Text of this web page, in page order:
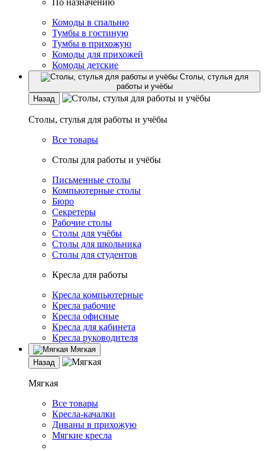
По назначению
Комоды в спальню
Тумбы в гостиную
Тумбы в прихожую
Комоды для прихожей
Комоды детские
Столы, стулья для
работы и учёбы
Назад
Столы, стулья для работы и учёбы
Все товары
Столы для работы и учёбы
Письменные столы
Компьютерные столы
Бюро
Секретеры
Рабочие столы
Столы для учёбы
Столы для школьника
Столы для студентов
Кресла для работы
Кресла компьютерные
Кресла рабочие
Кресла офисные
Кресла для кабинета
Кресла руководителя
Мягкая
Назад
Мягкая
Все товары
Кресла-качалки
Диваны в прихожую
Мягкие кресла